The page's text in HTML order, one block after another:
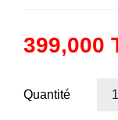
399,000
Quantité